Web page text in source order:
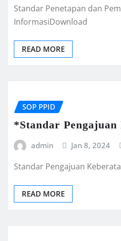
Standar Penetapan dan
InformasiDownload
READ MORE
SOP PPID
*Standar Pengajuan
admin Jan 8, 2024
Standar Pengajuan
READ MORE